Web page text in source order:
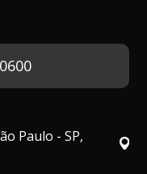
Paulo - SP,